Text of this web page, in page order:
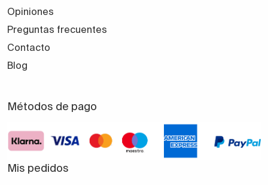
Opiniones
Preguntas frecuentes
Contacto
Blog
Métodos de pago
Mis pedidos